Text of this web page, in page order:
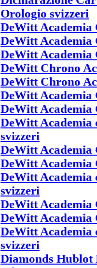
Orologio svizzeri
DeWitt Academia
DeWitt Academia
DeWitt Academia
DeWitt Chrono
DeWitt Chrono
DeWitt Academia
DeWitt Academia
DeWitt Academia
svizzeri
DeWitt Academia
DeWitt Academia
DeWitt Academia
svizzeri
DeWitt Academia
DeWitt Academia
DeWitt Academia
svizzeri
Diamonds Hublot